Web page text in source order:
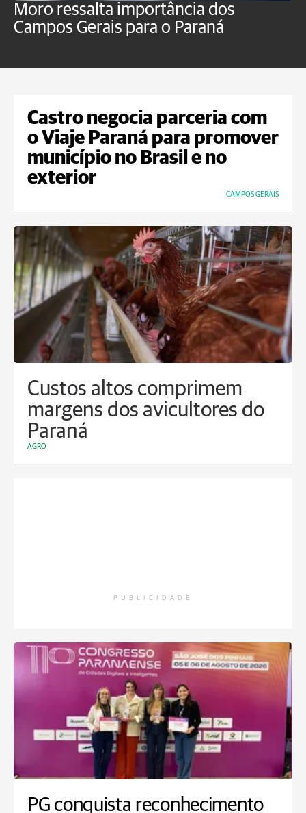
Moro ressalta importância dos
Campos Gerais para o Paraná
Castro negocia parceria com
o Viaje Paraná para promover
município no Brasil e no
exterior
CAMPOS GERAIS
Custos altos comprimem
margens dos avicultores do
Paraná
AGRO
PUBLICIDADE
PG conquista reconhecimento